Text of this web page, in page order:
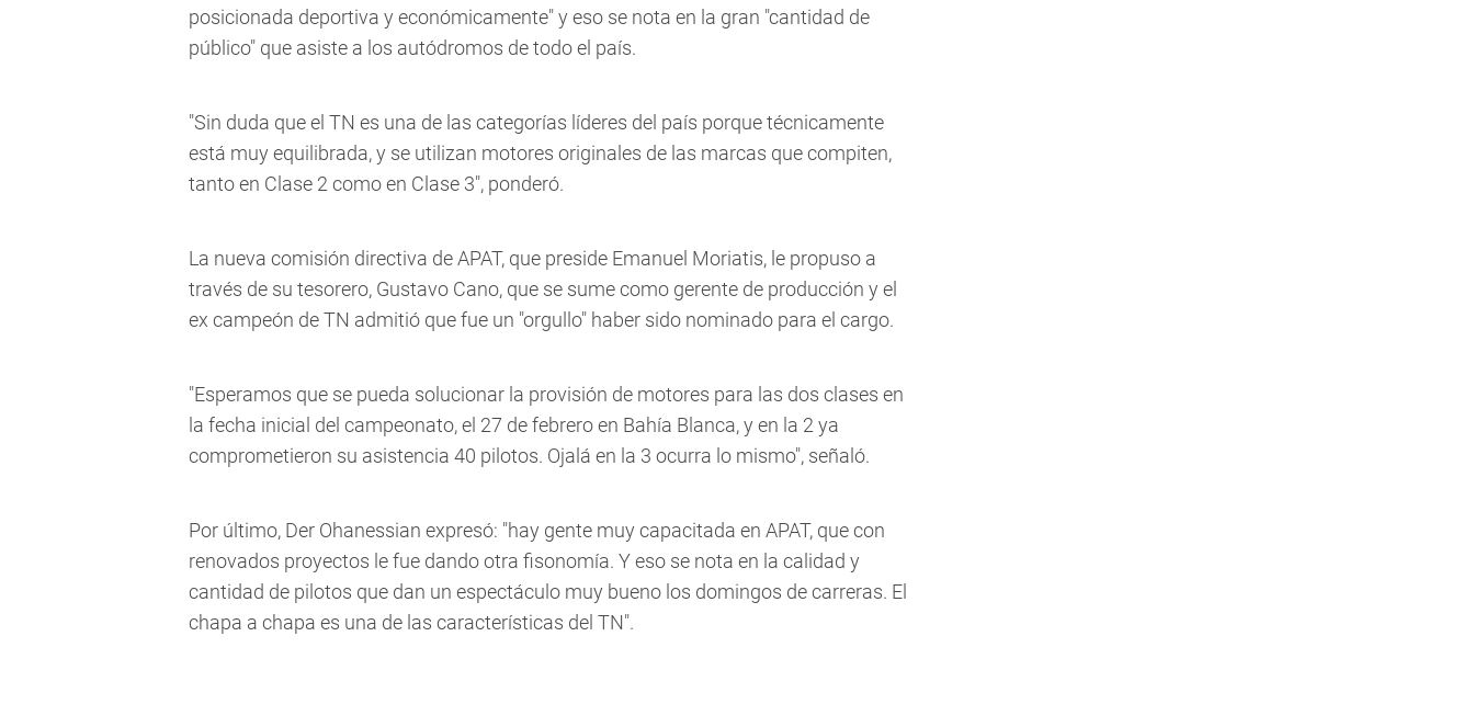
posicionada deportiva y económicamente" y eso se nota en la gran "cantidad de
público" que asiste a los autódromos de todo el país.
"Sin duda que el TN es una de las categorías líderes del país porque técnicamente
está muy equilibrada, y se utilizan motores originales de las marcas que compiten,
tanto en Clase 2 como en Clase 3", ponderó.
La nueva comisión directiva de APAT, que preside Emanuel Moriatis, le propuso a
través de su tesorero, Gustavo Cano, que se sume como gerente de producción y el
ex campeón de TN admitió que fue un "orgullo" haber sido nominado para el cargo.
"Esperamos que se pueda solucionar la provisión de motores para las dos clases en
la fecha inicial del campeonato, el 27 de febrero en Bahía Blanca, y en la 2 ya
comprometieron su asistencia 40 pilotos. Ojalá en la 3 ocurra lo mismo", señaló.
Por último, Der Ohanessian expresó: "hay gente muy capacitada en APAT, que con
renovados proyectos le fue dando otra fisonomía. Y eso se nota en la calidad y
cantidad de pilotos que dan un espectáculo muy bueno los domingos de carreras. El
chapa a chapa es una de las características del TN".